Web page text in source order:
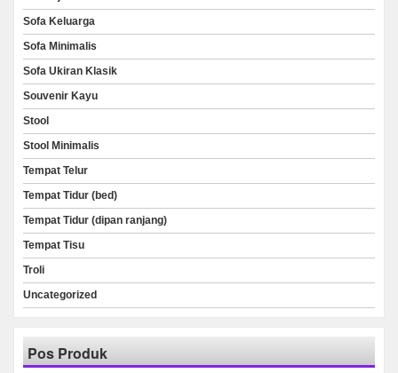
Sofa Keluarga
Sofa Minimalis
Sofa Ukiran Klasik
Souvenir Kayu
Stool
Stool Minimalis
Tempat Telur
Tempat Tidur (bed)
Tempat Tidur (dipan ranjang)
Tempat Tisu
Troli
Uncategorized
Pos Produk